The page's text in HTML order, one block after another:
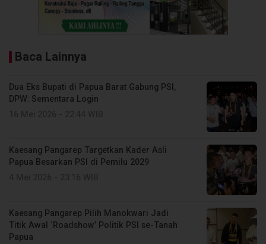
Baca Lainnya
Dua Eks Bupati di Papua Barat Gabung PSI,
DPW: Sementara Login
Kaesang Pangarep Targetkan Kader Asli
Papua Besarkan PSI di Pemilu 2029
Kaesang Pangarep Pilih Manokwari Jadi
Titik Awal ‘Roadshow’ Politik PSI se-Tanah
Papua